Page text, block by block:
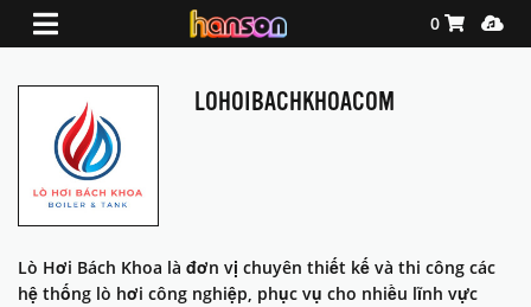
Shopping
0
LOHOIBACHKHOACOM
Lò Hơi Bách Khoa là đơn vị chuyên thiết kế và thi công các
hệ thống lò hơi công nghiệp, phục vụ cho nhiều lĩnh vực